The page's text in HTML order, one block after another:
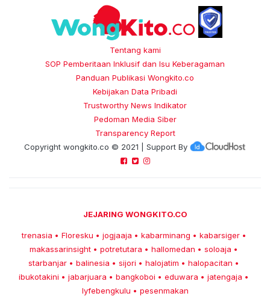
Tentang kami
SOP Pemberitaan Inklusif dan Isu Keberagaman
Panduan Publikasi Wongkito.co
Kebijakan Data Pribadi
Trustworthy News Indikator
Pedoman Media Siber
Transparency Report
Copyright wongkito.co © 2021 | Support By
JEJARING WONGKITO.CO
trenasia • Floresku • jogjaaja • kabarminang • kabarsiger •
makassarinsight • potretutara • hallomedan • soloaja •
starbanjar • balinesia • sijori • halojatim • halopacitan •
ibukotakini • jabarjuara • bangkoboi • eduwara • jatengaja •
lyfebengkulu • pesenmakan